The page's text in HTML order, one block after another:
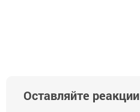
Оставляйте реакции